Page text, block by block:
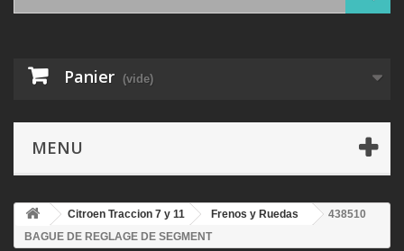
Panier (vide)
MENU
Citroen Traccion 7 y 11 Frenos y Ruedas
438510
BAGUE DE REGLAGE DE SEGMENT